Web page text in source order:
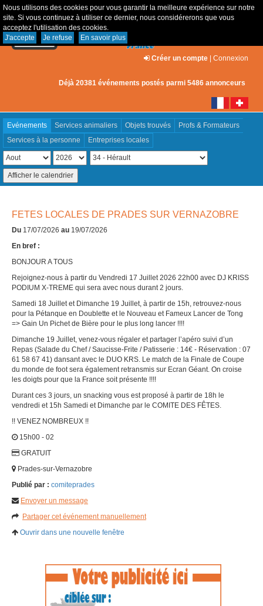
Nous utilisons des cookies pour vous garantir la meilleure expérience sur notre
site. Si vous continuez à utiliser ce dernier, nous considérerons que vous
acceptez l'utilisation des cookies.
J'accepte
Je refuse En savoir plus
Créer un compte | Connexion
Déjà 20381 événements postés parmi 5486 annonceurs
Evénements Services animaliers Objets trouvés
Profs & Formateurs
Services à la personne
Entreprises locales
FETES LOCALES DE PRADES SUR VERNAZOBRE
Du 17/07/2026 au 19/07/2026
En bref :
BONJOUR A TOUS
Rejoignez-nous à partir du Vendredi 17 Juillet 2026 22h00 avec DJ KRISS
PODIUM X-TREME qui sera avec nous durant 2 jours.
Samedi 18 Juillet et Dimanche 19 Juillet, à partir de 15h, retrouvez-nous
pour la Pétanque en Doublette et le Nouveau et Fameux Lancer de Tong
=> Gain Un Pichet de Bière pour le plus long lancer !!!!
Dimanche 19 Juillet, venez-vous régaler et partager l’apéro suivi d’un
Repas (Salade du Chef / Saucisse-Frite / Patisserie : 14€ - Réservation : 07
61 58 67 41) dansant avec le DUO KRS. Le match de la Finale de Coupe
du monde de foot sera également retransmis sur Ecran Géant. On croise
les doigts pour que la France soit présente !!!!
Durant ces 3 jours, un snacking vous est proposé à partir de 18h le
vendredi et 15h Samedi et Dimanche par le COMITE DES FÊTES.
!! VENEZ NOMBREUX !!
15h00 - 02
GRATUIT
Prades-sur-Vernazobre
Publié par : comiteprades
Envoyer un message
Partager cet événement manuellement
Ouvrir dans une nouvelle fenêtre